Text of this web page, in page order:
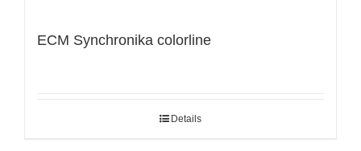
ECM Synchronika colorline
Details